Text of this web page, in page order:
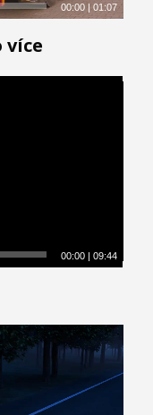
00:00 |01:07
více
00:00 |09:44